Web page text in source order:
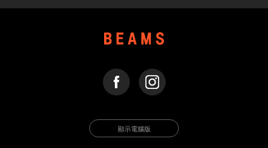
顯示電腦版